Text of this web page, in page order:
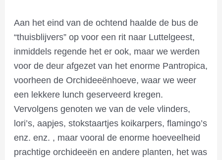
Aan het eind van de ochtend haalde de bus de
“thuisblijvers” op voor een rit naar Luttelgeest,
inmiddels regende het er ook, maar we werden
voor de deur afgezet van het enorme Pantropica,
voorheen de Orchideeënhoeve, waar we weer
een lekkere lunch geserveerd kregen.
Vervolgens genoten we van de vele vlinders,
lori’s, aapjes, stokstaartjes koikarpers, flamingo’s
enz. enz. , maar vooral de enorme hoeveelheid
prachtige orchideeën en andere planten, het was